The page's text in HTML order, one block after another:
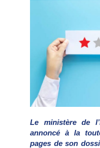
Le ministère de
annoncé à la
pages de son